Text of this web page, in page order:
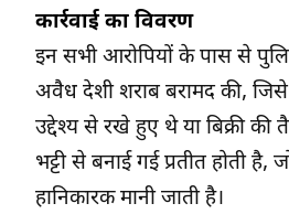
कार्रवाई का विवरण
इन सभी आरोपियों के पास से
अवैध देशी शराब बरामद की,
उद्देश्य से रखे हुए थे या बिक्री की
भट्टी से बनाई गई प्रतीत होती
हानिकारक मानी जाती है।